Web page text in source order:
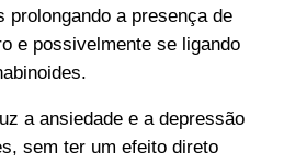
prolongando a presença de
e possivelmente se ligando
a ansiedade e a depressão
sem ter um efeito direto